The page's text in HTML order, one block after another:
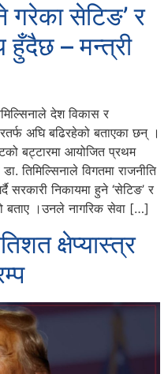
गरेका सेटिङ’ र
हुँदैछ – मन्त्री
देश विकास र
अघि बढिरहेको बताएका छन् ।
बट्टारमा आयोजित प्रथम
तिमिल्सिनाले विगतमा राजनीति
सरकारी निकायमा हुने ‘सेटिङ’ र
बताए ।उनले नागरिक सेवा […]
क्षेप्यास्त्र